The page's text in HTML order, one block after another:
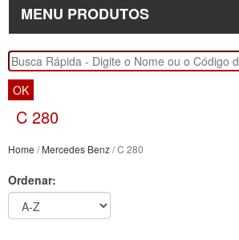
MENU PRODUTOS
OK
C 280
Home /Mercedes Benz/ C 280
Ordenar: